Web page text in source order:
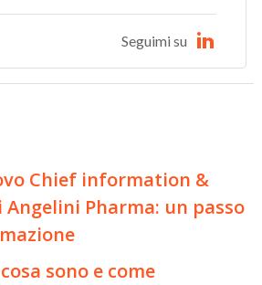
Seguimi su
Chief information &
Pharma: un passo
sono e come